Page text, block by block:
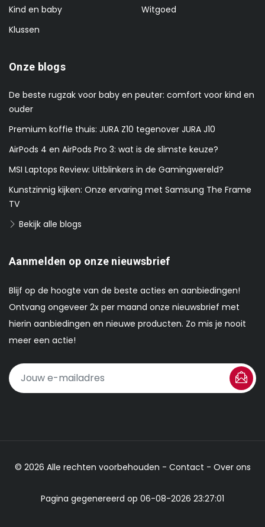
Kind en baby
Klussen
Witgoed
Onze blogs
De beste rugzak voor baby en peuter: comfort voor kind en
ouder
Premium koffie thuis: JURA Z10 tegenover JURA J10
AirPods 4 en AirPods Pro 3: wat is de slimste keuze?
MSI Laptops Review: Uitblinkers in de Gamingwereld?
Kunstzinnig kijken: Onze ervaring met Samsung The Frame
TV
Bekijk alle blogs
Aanmelden op onze nieuwsbrief
Blijf op de hoogte van de beste acties en aanbiedingen!
Ontvang ongeveer 2x per maand onze nieuwsbrief met
hierin aanbiedingen en nieuwe producten. Zo mis je nooit
meer een actie!
© 2026 Alle rechten voorbehouden - Contact - Over ons
Pagina gegenereerd op 06-08-2026 23:27:01